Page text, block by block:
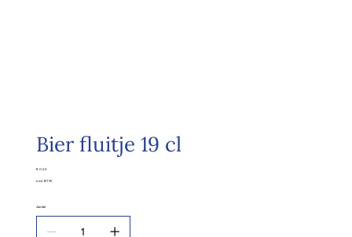
Bier fluitje 19 cl
Prijs
€ 0,24
excl. BTW
Aantal